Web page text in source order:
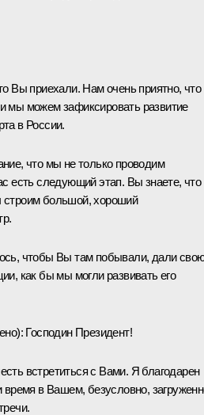
Вы приехали. Нам очень приятно, что
мы можем зафиксировать развитие
в России.
что мы не только проводим
есть следующий этап. Вы знаете, что
строим большой, хороший
чтобы Вы там побывали, дали
как бы мы могли развивать его
: Господин Президент!
встретиться с Вами. Я благодарен
время в Вашем, безусловно,